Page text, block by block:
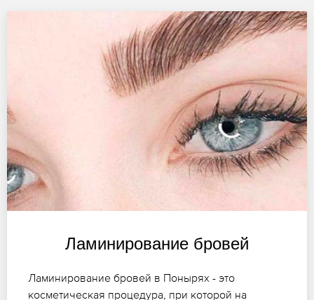
Ламинирование бровей
Ламинирование бровей в Понырях - это
косметическая процедура, при которой на